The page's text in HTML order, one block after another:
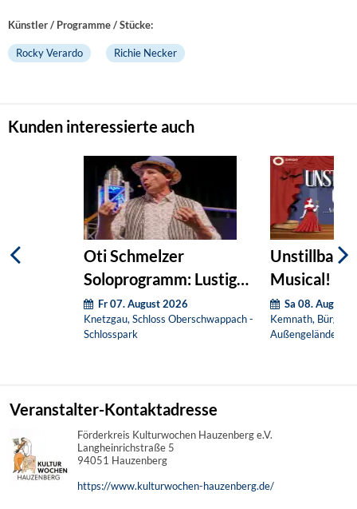
Künstler / Programme / Stücke:
Rocky Verardo Richie Necker
Kunden interessierte auch
Oti Schmelzer
Soloprogramm: Lustig
und ventil
Fr 07. August 2026
Knetzgau, Schloss Oberschwappach -
Schlosspark
Unstillbare
Musical!
Sa 08. August
Kemnath,
Außengelände
Veranstalter-Kontaktadresse
Förderkreis Kulturwochen Hauzenberg e.V.
Langheinrichstraße 5
94051 Hauzenberg
https://www.kulturwochen-hauzenberg.de/